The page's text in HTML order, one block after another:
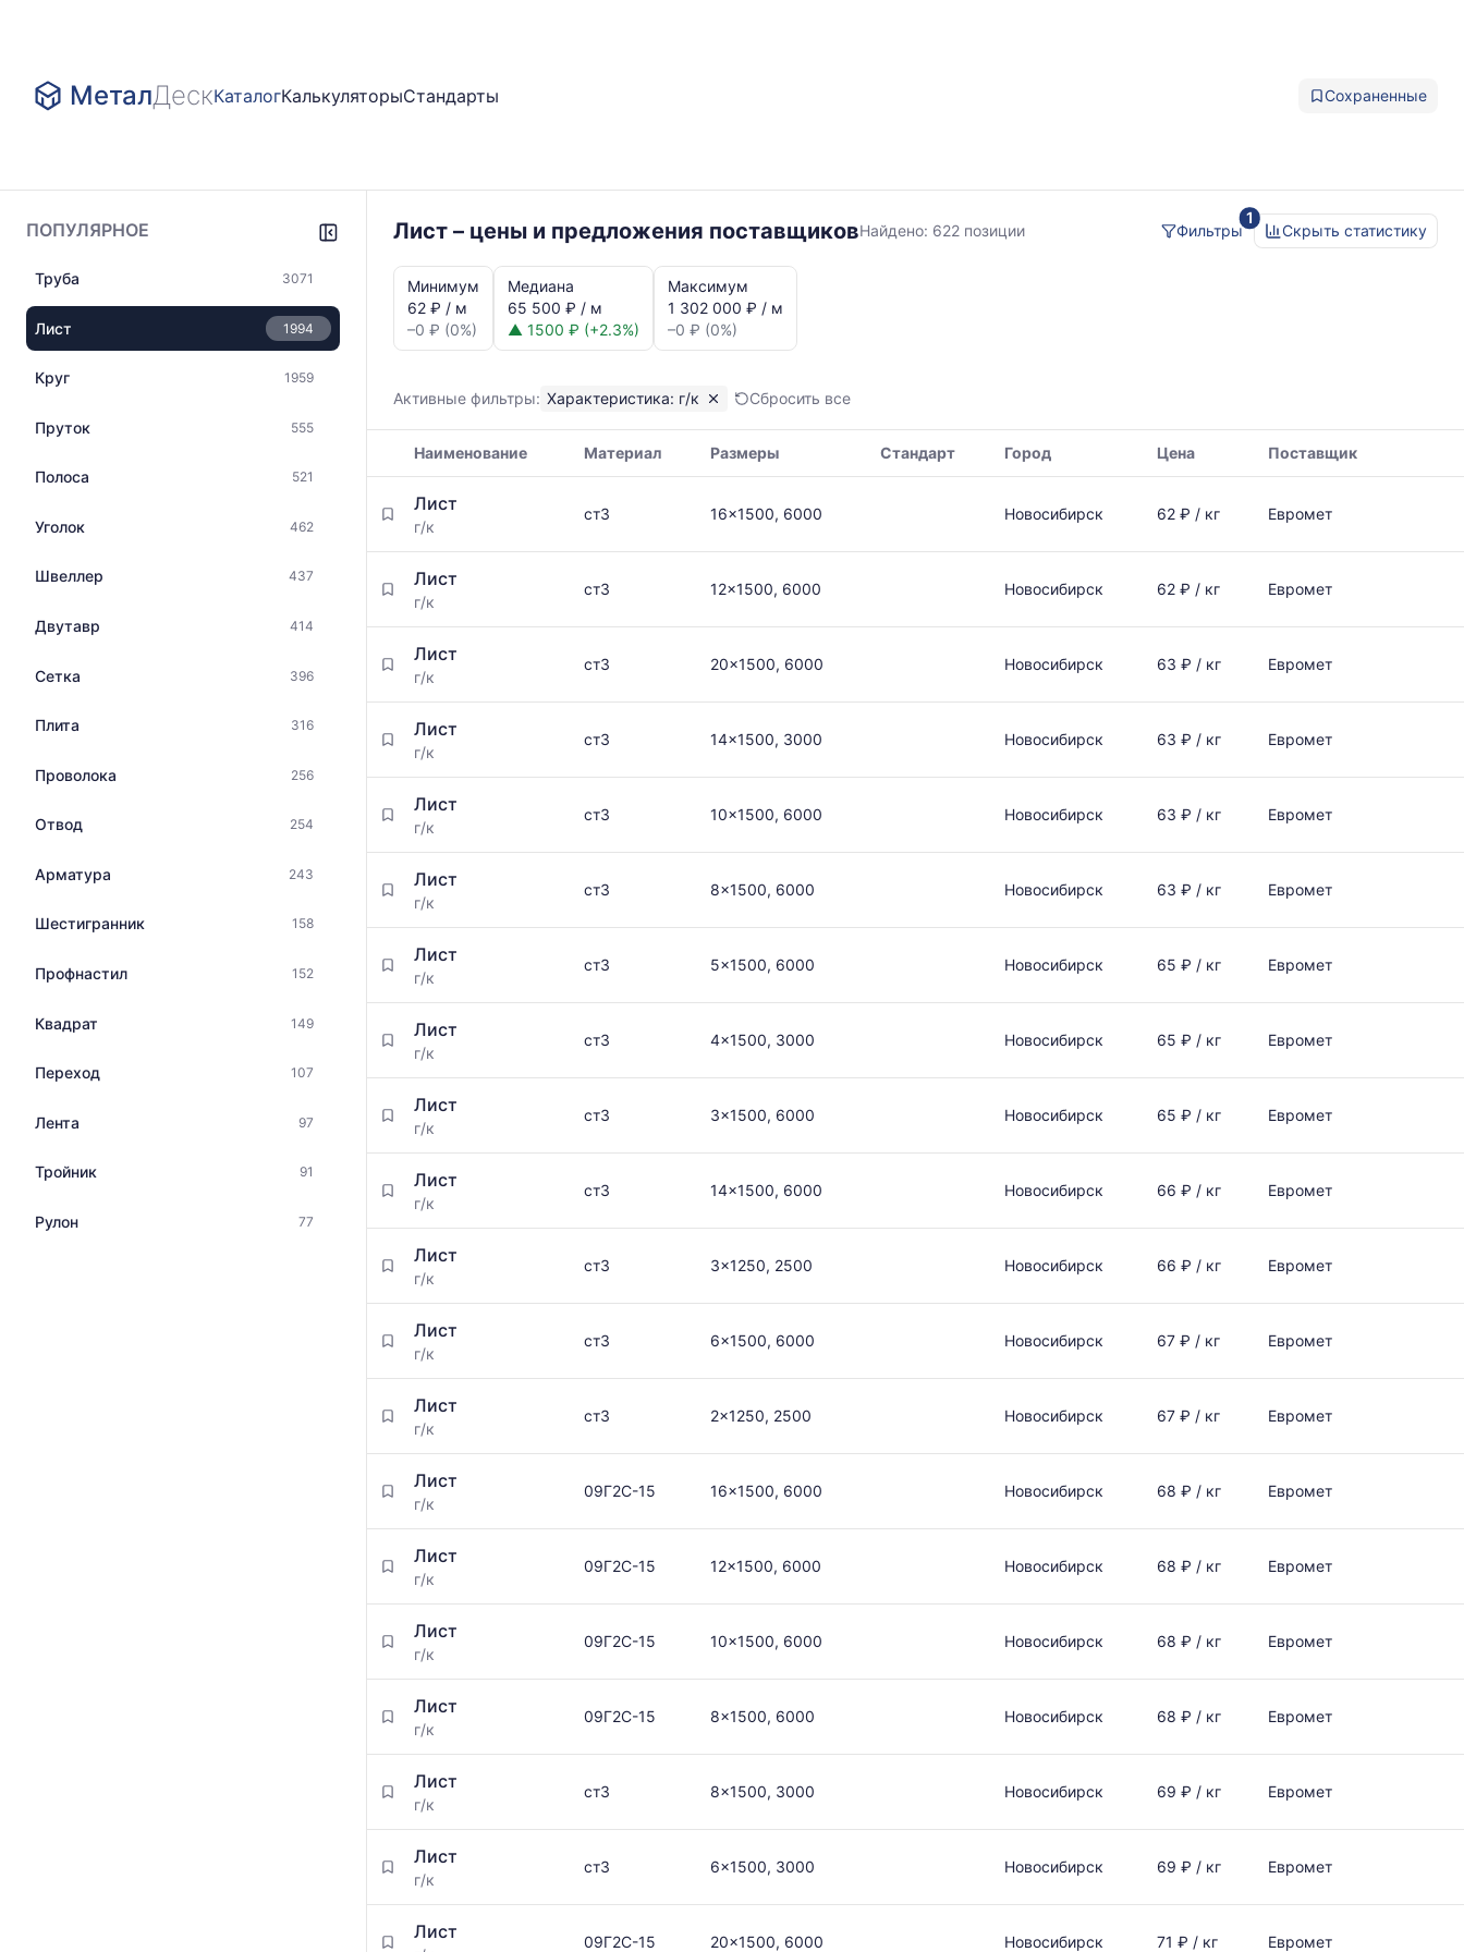
МеталДескКаталогКалькуляторыСтандарты Сохраненные
ПОПУЛЯРНОЕ
Труба 3071
Лист 1994
Круг 1959
Пруток 555
Полоса 521
Уголок 462
Швеллер 437
Двутавр 414
Сетка 396
Плита 316
Проволока 256
Отвод 254
Арматура 243
Шестигранник 158
Профнастил 152
Квадрат 149
Переход 107
Лента 97
Тройник 91
Рулон 77
Лист – цены и предложения поставщиковг/
Найдено: 622 позиции
1
Фильтры
Скрыть статистику
динамика
цен:
Лист
к
Показаны
минимальная,
медианная
и
максимальная
цена
прайс-
листов
поставщиков
последний
рассчитывается
актуальным
предложениям
и
мере
обновления
прайс-
листов.
Минимум
62 ₽ / м
–0 ₽ (0%)
Медиана
65 500 ₽ / м
▲ 1500 ₽ (+2.3%)
Максимум
1 302 000 ₽ / м
–0 ₽ (0%)
Активные фильтры: Характеристика: г/к Сбросить все
цен
металлопрокат
указанием
поставщиков
по
запросу
Наименование Материал Размеры Стандарт Город Цена Поставщик
Лист
г/к
ст3 16x1500, 6000 Новосибирск 62 ₽ / кг Евромет
Лист
г/к
ст3 12x1500, 6000 Новосибирск 62 ₽ / кг Евромет
Лист
г/к
ст3 20x1500, 6000 Новосибирск 63 ₽ / кг Евромет
Лист
г/к
ст3 14x1500, 3000 Новосибирск 63 ₽ / кг Евромет
Лист
г/к
ст3 10x1500, 6000 Новосибирск 63 ₽ / кг Евромет
Лист
г/к
ст3 8x1500, 6000 Новосибирск 63 ₽ / кг Евромет
Лист
г/к
ст3 5x1500, 6000 Новосибирск 65 ₽ / кг Евромет
Лист
г/к
ст3 4x1500, 3000 Новосибирск 65 ₽ / кг Евромет
Лист
г/к
ст3 3x1500, 6000 Новосибирск 65 ₽ / кг Евромет
Лист
г/к
ст3 14x1500, 6000 Новосибирск 66 ₽ / кг Евромет
Лист
г/к
ст3 3x1250, 2500 Новосибирск 66 ₽ / кг Евромет
Лист
г/к
ст3 6x1500, 6000 Новосибирск 67 ₽ / кг Евромет
Лист
г/к
ст3 2x1250, 2500 Новосибирск 67 ₽ / кг Евромет
Лист
г/к
09Г2С-15 16x1500, 6000 Новосибирск 68 ₽ / кг Евромет
Лист
г/к
09Г2С-15 12x1500, 6000 Новосибирск 68 ₽ / кг Евромет
Лист
г/к
09Г2С-15 10x1500, 6000 Новосибирск 68 ₽ / кг Евромет
Лист
г/к
09Г2С-15 8x1500, 6000 Новосибирск 68 ₽ / кг Евромет
Лист
г/к
ст3 8x1500, 3000 Новосибирск 69 ₽ / кг Евромет
Лист
г/к
ст3 6x1500, 3000 Новосибирск 69 ₽ / кг Евромет
Лист 09Г2С-15 20x1500, 6000 Новосибирск 71 ₽ / кг Евромет